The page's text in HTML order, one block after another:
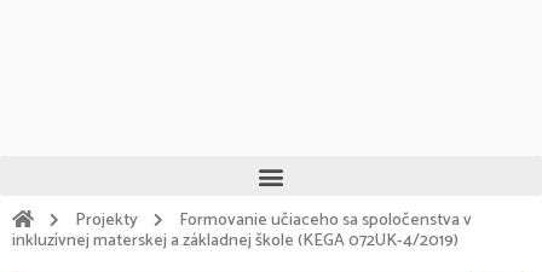
Menu
Projekty Formovanie učiaceho sa spoločenstva v
inkluzívnej materskej a základnej škole (KEGA 072UK-4/2019)